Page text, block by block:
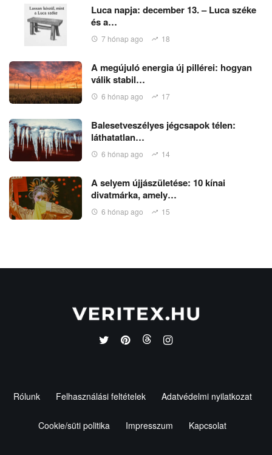
Luca napja: december 13. – Luca széke
és a…
7 hónap ago 18
A megújuló energia új pillérei: hogyan
válik stabil…
6 hónap ago 17
Balesetveszélyes jégcsapok télen:
láthatatlan…
6 hónap ago 14
A selyem újjászületése: 10 kínai
divatmárka, amely…
6 hónap ago 15
Rólunk Felhasználási feltételek Adatvédelmi nyilatkozat
Cookie/süti politika Impresszum Kapcsolat